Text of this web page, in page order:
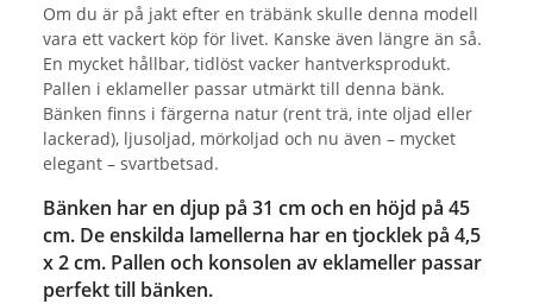
Om du är på jakt efter en träbänk skulle denna modell
vara ett vackert köp för livet. Kanske även längre än så.
En mycket hållbar, tidlöst vacker hantverksprodukt.
Pallen i eklameller passar utmärkt till denna bänk.
Bänken finns i färgerna natur (rent trä, inte oljad eller
lackerad), ljusoljad, mörkoljad och nu även – mycket
elegant – svartbetsad.
Bänken har en djup på 31 cm och en höjd på 45
cm. De enskilda lamellerna har en tjocklek på 4,5
x 2 cm. Pallen och konsolen av eklameller passar
perfekt till bänken.